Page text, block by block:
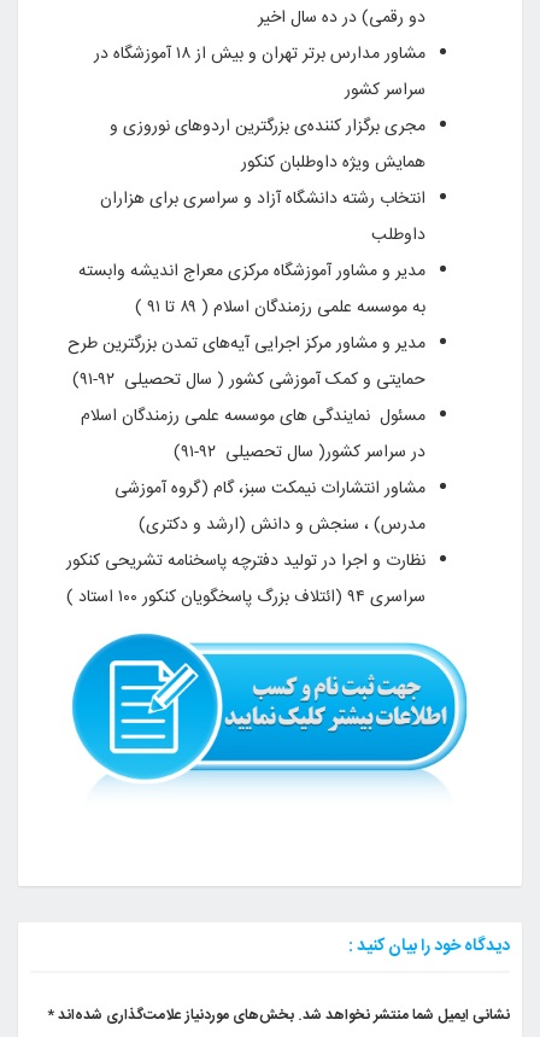
دو رقمی) در ده سال اخیر
مشاور مدارس برتر تهران و بیش از ۱۸ آموزشگاه در
سراسر کشور
مجری برگزار کننده‌ی بزرگترین اردوهای نوروزی و
همایش ویژه داوطلبان کنکور
انتخاب رشته دانشگاه آزاد و سراسری برای هزاران
داوطلب
مدیر و مشاور آموزشگاه مرکزی معراج اندیشه وابسته
به موسسه علمی رزمندگان اسلام ( ۸۹ تا ۹۱ )
مدیر و مشاور مرکز اجرایی آیه‌های تمدن بزرگترین طرح
حمایتی و کمک آموزشی کشور ( سال تحصیلی ۹۲-۹۱)
مسئول نمایندگی های موسسه علمی رزمندگان اسلام
در سراسر کشور( سال تحصیلی ۹۲-۹۱)
مشاور انتشارات نیمکت سبز، گام (گروه آموزشی
مدرس) ، سنجش و دانش (ارشد و دکتری)
نظارت و اجرا در تولید دفترچه پاسخنامه تشریحی کنکور
سراسری ۹۴ (ائتلاف بزرگ پاسخگویان کنکور ۱۰۰ استاد )
دیدگاه خود را بیان کنید :
نشانی ایمیل شما منتشر نخواهد شد. بخش‌های موردنیاز علامت‌گذاری شده‌اند*